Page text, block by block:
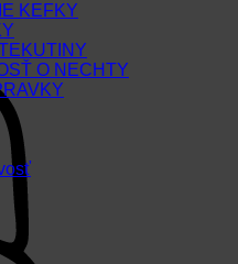
KEFKY
O NECHTY